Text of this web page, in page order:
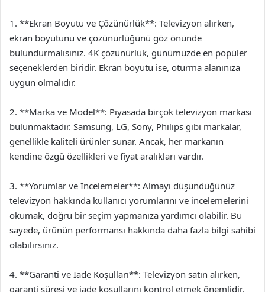
1. **Ekran Boyutu ve Çözünürlük**: Televizyon alırken,
ekran boyutunu ve çözünürlüğünü göz önünde
bulundurmalısınız. 4K çözünürlük, günümüzde en popüler
seçeneklerden biridir. Ekran boyutu ise, oturma alanınıza
uygun olmalıdır.
2. **Marka ve Model**: Piyasada birçok televizyon markası
bulunmaktadır. Samsung, LG, Sony, Philips gibi markalar,
genellikle kaliteli ürünler sunar. Ancak, her markanın
kendine özgü özellikleri ve fiyat aralıkları vardır.
3. **Yorumlar ve İncelemeler**: Almayı düşündüğünüz
televizyon hakkında kullanıcı yorumlarını ve incelemelerini
okumak, doğru bir seçim yapmanıza yardımcı olabilir. Bu
sayede, ürünün performansı hakkında daha fazla bilgi sahibi
olabilirsiniz.
4. **Garanti ve İade Koşulları**: Televizyon satın alırken,
garanti süresi ve iade koşullarını kontrol etmek önemlidir.